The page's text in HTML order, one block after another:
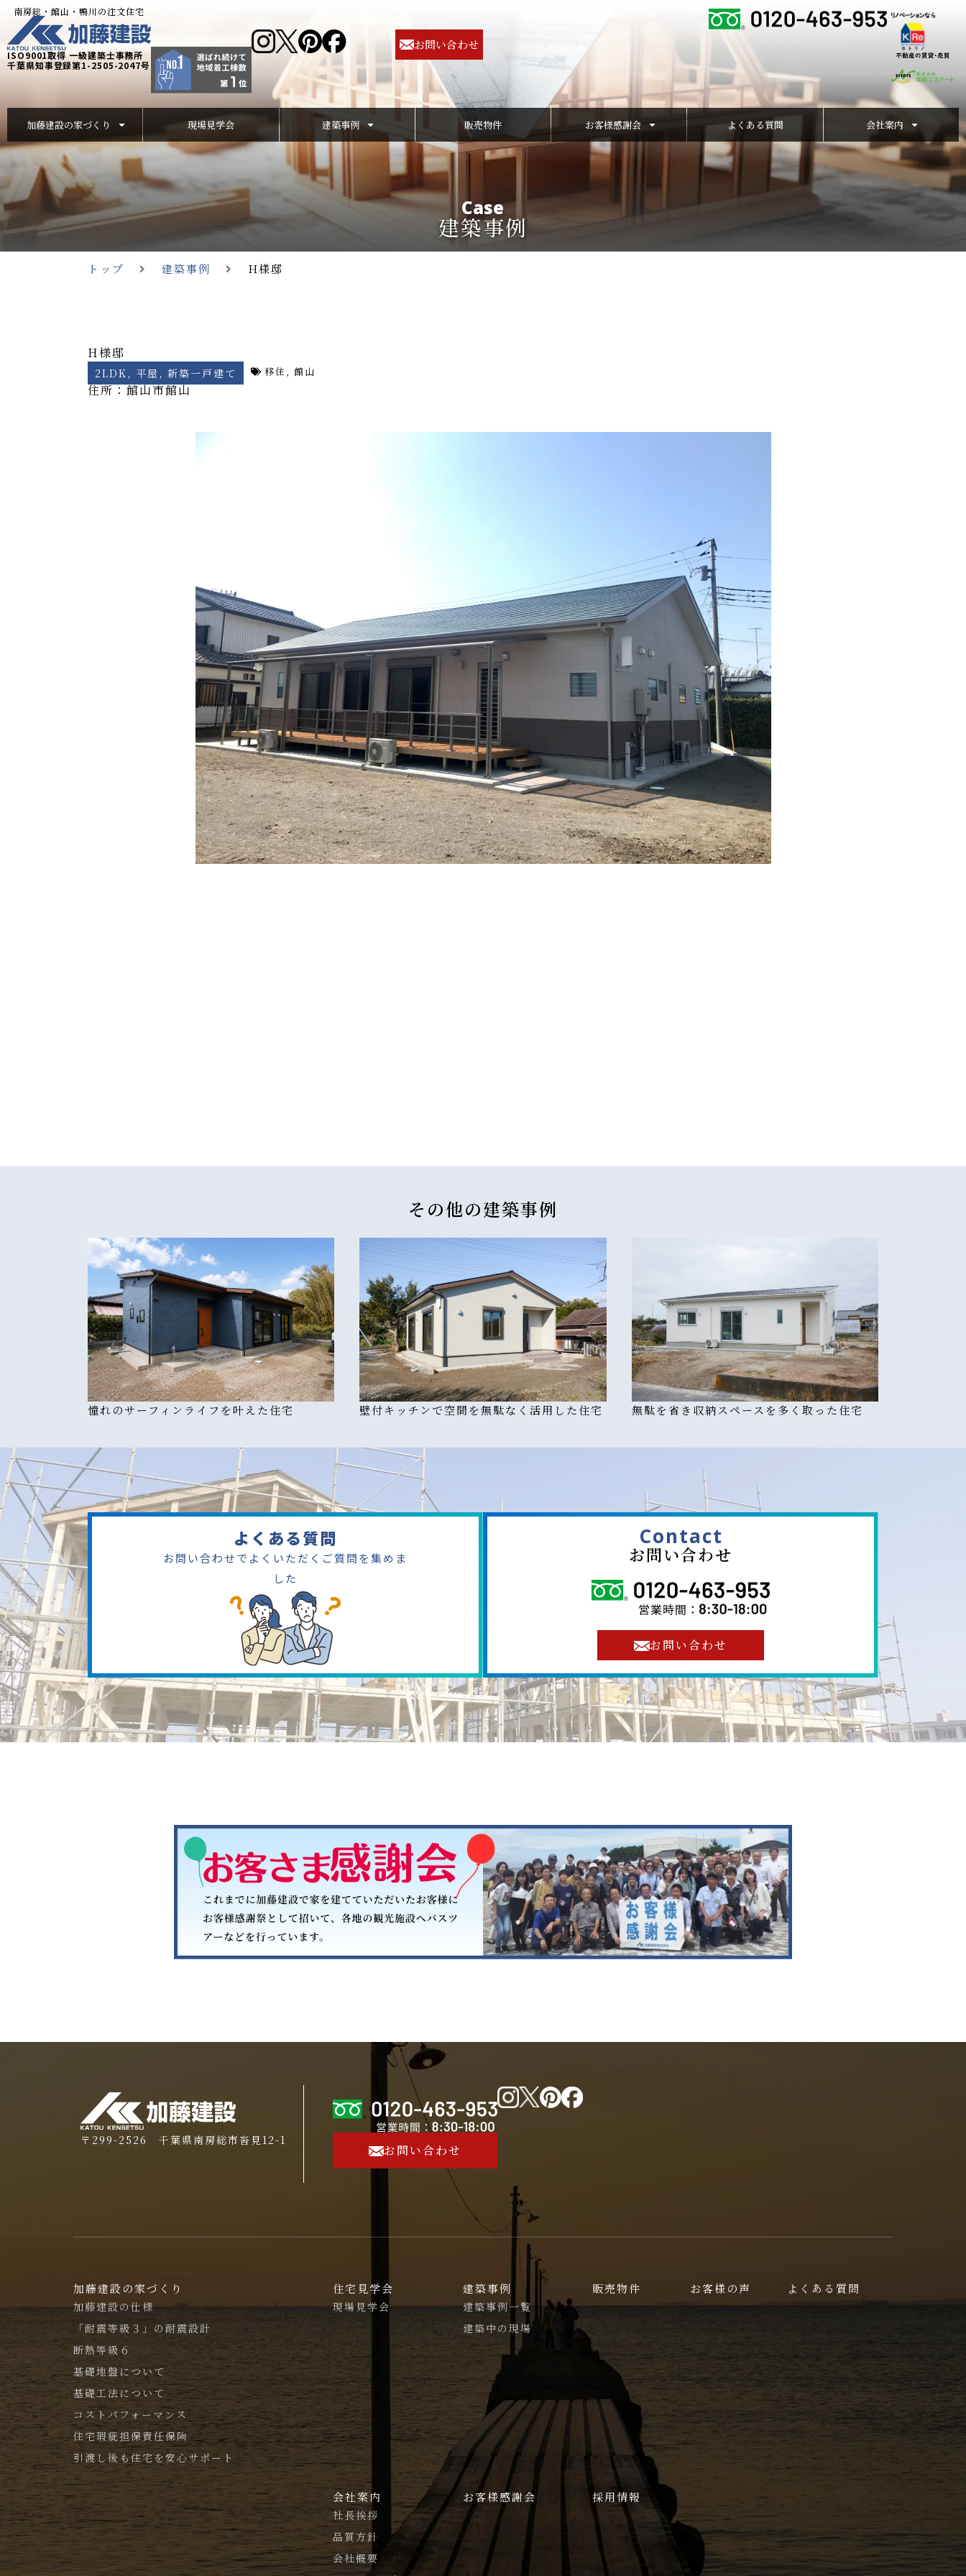
南房総・館山・鴨川の注文住宅
ISO9001取得 一級建築士事務所
千葉県知事登録第1-2505-2047号
お問い合わせ
加藤建設の家づくり 現場見学会 建築事例 販売物件 お客様感謝会 よくある質問 会社案内
Case
建築事例
トップ 建築事例 H様邸
H様邸
2LDK , 平屋 , 新築一戸建て 移住 , 館山
住所：館山市館山
その他の建築事例
憧れのサーフィンライフを叶えた住宅 壁付キッチンで空間を無駄なく活用した住宅 無駄を省き収納スペースを多く取った住宅
よくある質問
お問い合わせでよくいただくご質問を集めま
した
Contact
お問い合わせ
お問い合わせ
〒299-2526 千葉県南房総市沓見12-1
お問い合わせ
加藤建設の家づくり
加藤建設の仕様
「耐震等級３」の耐震設計
断熱等級６
基礎地盤について
基礎工法について
コストパフォーマンス
住宅瑕疵担保責任保険
引渡し後も住宅を安心サポート
住宅見学会
現場見学会
建築事例
建築事例一覧
建築中の現場
販売物件 お客様の声 よくある質問
会社案内
社長挨拶
品質方針
会社概要
お客様感謝会 採用情報